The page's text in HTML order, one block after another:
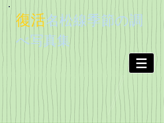
復活名松線季節の調
べ写真集